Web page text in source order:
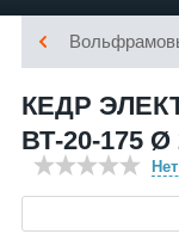
КЕДР
ВТ-20-175